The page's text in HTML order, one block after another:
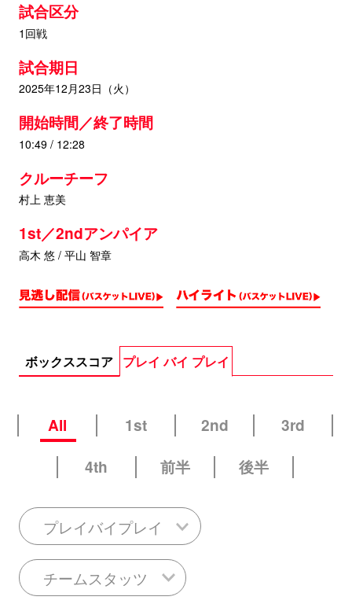
試合区分
1回戦
試合期日
2025年12月23日（火）
開始時間／終了時間
10:49 / 12:28
クルーチーフ
村上 恵美
1st／2ndアンパイア
高木 悠 / 平山 智章
ボックススコア プレイ バイ プレイ
All 1st 2nd
3rd
4th
前半 後半
プレイバイプレイ
チームスタッツ